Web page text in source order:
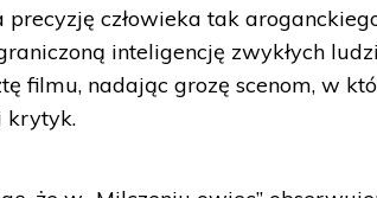
precyzję człowieka tak
inteligencję zwykłych
filmu, nadając grozę scenom, w
krytyk.